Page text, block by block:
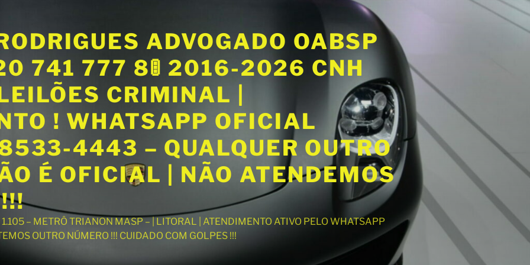
ADVOGADO OABSP
741 777 8🚦 2016-2026 CNH
CRIMINAL |
! WHATSAPP OFICIAL
4443 – QUALQUER OUTRO
É OFICIAL | NÃO ATENDEMOS
– METRÔ TRIANON MASP – | LITORAL | ATENDIMENTO ATIVO PELO WHATSAPP
OUTRO NÚMERO !!! CUIDADO COM GOLPES !!!